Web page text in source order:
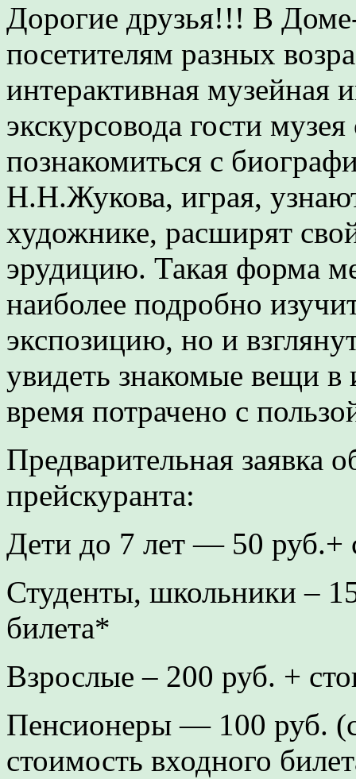
Дорогие друзья!!! В
посетителям разных
интерактивная музейная
экскурсовода гости
познакомиться с
Н.Н.Жукова, играя,
художнике, расширят
эрудицию. Такая форма
наиболее подробно
экспозицию, но и
увидеть знакомые вещи в
время потрачено с
Предварительная заявка
прейскуранта:
Дети до 7 лет — 50 руб.+
Студенты, школьники –
билета*
Взрослые – 200 руб. +
Пенсионеры — 100 руб.
стоимость входного